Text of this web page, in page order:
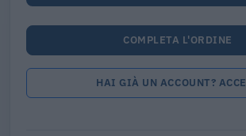
COMPLETA L'ORDINE
HAI GIÀ UN ACCOUNT?